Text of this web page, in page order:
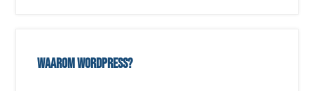
Waarom WordPress?